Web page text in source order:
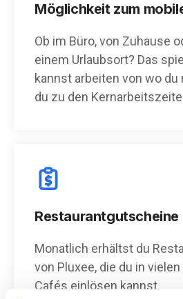
Möglichkeit zum
Ob im Büro, von Zuhause
einem Urlaubsort? Das
kannst arbeiten von wo du
du zu den
Restaurantgutscheine
Monatlich erhältst du
von Pluxee, die du in
Cafés einlösen kannst.